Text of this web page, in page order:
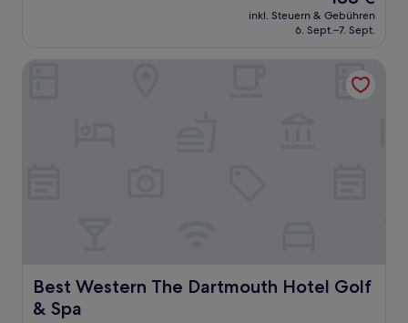
Preis
beträgt
inkl. Steuern & Gebühren
6. Sept.–7. Sept.
Best Western The Dartmouth Hotel Golf
& Spa
Best Western The Dartmouth Hotel Golf & Spa